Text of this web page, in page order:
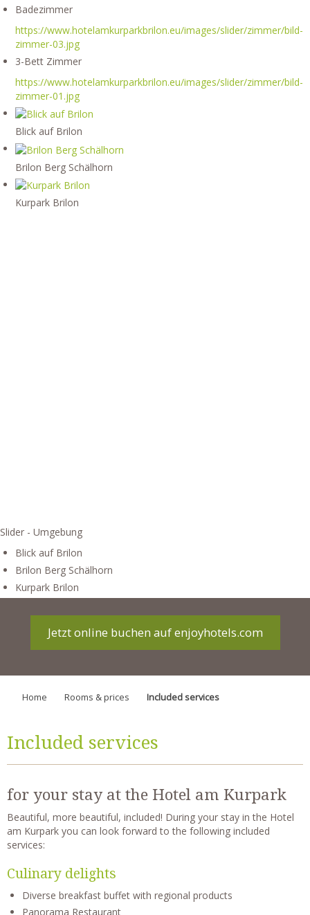
Badezimmer
https://www.hotelamkurparkbrilon.eu/images/slider/zimmer/bild-
zimmer-03.jpg
3-Bett Zimmer
https://www.hotelamkurparkbrilon.eu/images/slider/zimmer/bild-
zimmer-01.jpg
Blick auf Brilon
Brilon Berg Schälhorn
Kurpark Brilon
Slider - Umgebung
Blick auf Brilon
Brilon Berg Schälhorn
Kurpark Brilon
Jetzt online buchen auf enjoyhotels.com
Home Rooms & prices Included services
Included services
for your stay at the Hotel am Kurpark
Beautiful, more beautiful, included! During your stay in the Hotel
am Kurpark you can look forward to the following included
services:
Culinary delights
Diverse breakfast buffet with regional products
Panorama Restaurant